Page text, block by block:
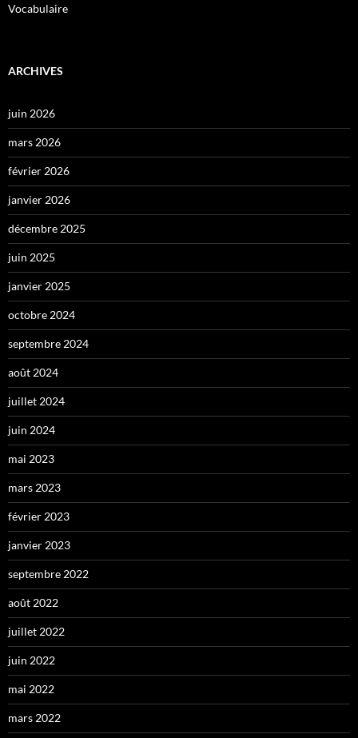
Vocabulaire
ARCHIVES
juin 2026
mars 2026
février 2026
janvier 2026
décembre 2025
juin 2025
janvier 2025
octobre 2024
septembre 2024
août 2024
juillet 2024
juin 2024
mai 2023
mars 2023
février 2023
janvier 2023
septembre 2022
août 2022
juillet 2022
juin 2022
mai 2022
mars 2022